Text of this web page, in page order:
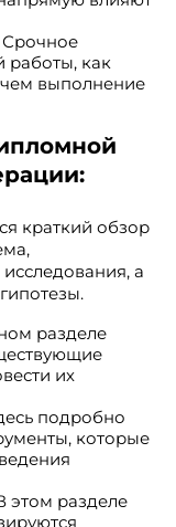
Срочное
работы, как
выполнение
краткий обзор
а
разделе
их
подробно
которые
этом разделе